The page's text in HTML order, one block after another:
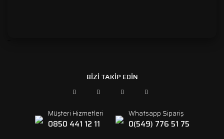
BİZİ TAKİP EDİN
Müşteri Hizmetleri
0850 441 12 11
Whatsapp Sipariş
0(549) 776 51 75